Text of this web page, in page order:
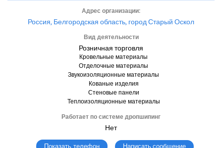
Адрес организации:
Россия, Белгородская область, город Старый Оскол
Вид деятельности
Розничная торговля
Кровельные материалы
Отделочные материалы
Звукоизоляционные материалы
Кованые изделия
Стеновые панели
Теплоизоляционные материалы
Работает по системе дропшипинг
Нет
Показать телефон Написать сообщение